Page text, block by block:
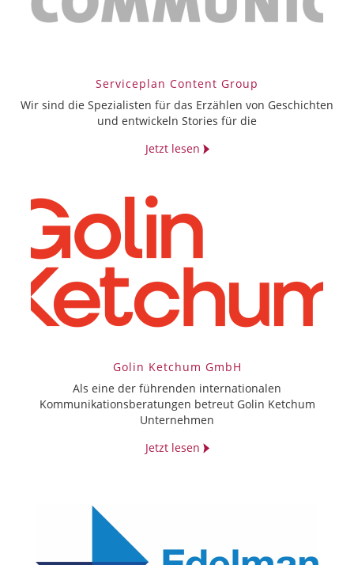
Serviceplan Content Group
Wir sind die Spezialisten für das Erzählen von Geschichten
und entwickeln Stories für die
Jetzt lesen
Golin Ketchum GmbH
Als eine der führenden internationalen
Kommunikationsberatungen betreut Golin Ketchum
Unternehmen
Jetzt lesen